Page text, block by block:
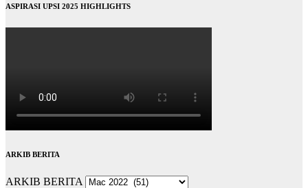
ASPIRASI UPSI 2025 HIGHLIGHTS
ARKIB BERITA
ARKIB BERITA